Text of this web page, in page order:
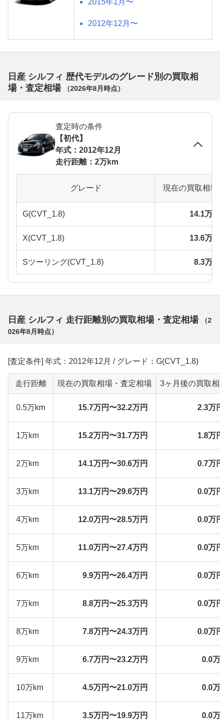
2015年1月〜
2012年12月〜
日産 シルフィ 歴代モデルのグレード別の買取相
場・査定相場
（2026年8月 時点）
査定時の条件
【初代】
年式：2012年12月
走行距離：2万km
グレード 現在の買取相
G(CVT_1.8) 14.1万
X(CVT_1.8) 13.6万
Sツーリング(CVT_1.8) 8.3万
日産 シルフィ 走行距離別の買取相場・査定相場 （2
026年8月 時点）
[査定条件] 年式：2012年12月 / グレード：G(CVT_1.8)
走行距離 現在の買取相場・査定相場 3ヶ月後の買取
0.5万km 15.7万円〜32.2万円 2.3万
1万km 15.2万円〜31.7万円 1.8万
2万km 14.1万円〜30.6万円 0.7万
3万km 13.1万円〜29.6万円 0.0万
4万km 12.0万円〜28.5万円 0.0万
5万km 11.0万円〜27.4万円 0.0万
6万km 9.9万円〜26.4万円 0.0万
7万km 8.8万円〜25.3万円 0.0万
8万km 7.8万円〜24.3万円 0.0万
9万km 6.7万円〜23.2万円 0.0
10万km 4.5万円〜21.0万円 0.0
11万km 3.5万円〜19.9万円 0.0